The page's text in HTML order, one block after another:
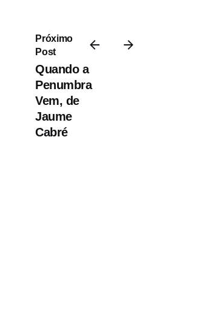
Próximo
Post
Quando a
Penumbra
Vem, de
Jaume
Cabré